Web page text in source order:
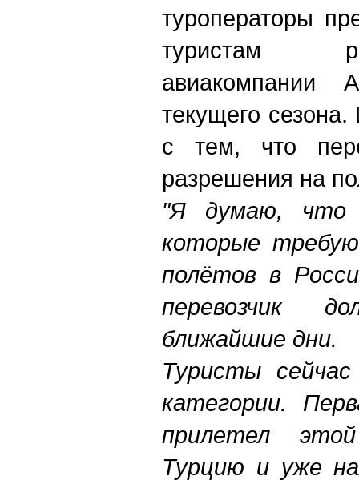
туроператоры
туристам
текущего
с тем, что
разрешения на
"Я думаю, что
которые
полётов в
перевозчик
ближайшие дни.
Туристы сейчас
категории.
прилетел
Турцию и уже